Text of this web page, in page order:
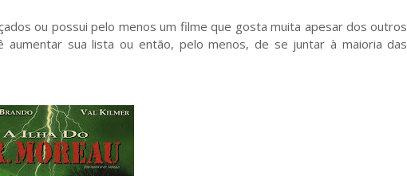
ou possui pelo menos um filme que gosta muita apesar dos outros
sua lista ou então, pelo menos, de se juntar à maioria das